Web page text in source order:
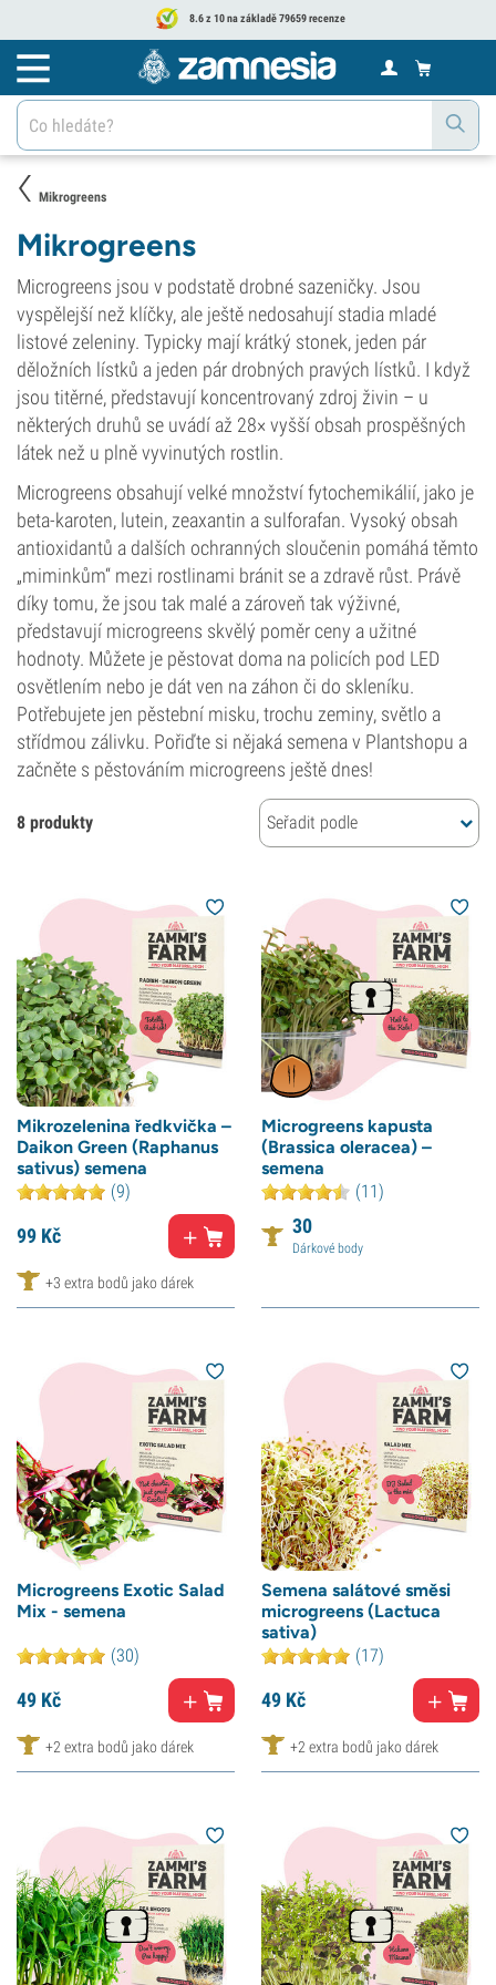
8.6 z 10 na základě 79659 recenze
Mikrogreens
Mikrogreens
Microgreens jsou v podstatě drobné sazeničky. Jsou
vyspělejší než klíčky, ale ještě nedosahují stadia mladé
listové zeleniny. Typicky mají krátký stonek, jeden pár
děložních lístků a jeden pár drobných pravých lístků. I když
jsou titěrné, představují koncentrovaný zdroj živin – u
některých druhů se uvádí až 28× vyšší obsah prospěšných
látek než u plně vyvinutých rostlin.
Microgreens obsahují velké množství fytochemikálií, jako je
beta-karoten, lutein, zeaxantin a sulforafan. Vysoký obsah
antioxidantů a dalších ochranných sloučenin pomáhá těmto
„miminkům“ mezi rostlinami bránit se a zdravě růst. Právě
díky tomu, že jsou tak malé a zároveň tak výživné,
představují microgreens skvělý poměr ceny a užitné
hodnoty. Můžete je pěstovat doma na policích pod LED
osvětlením nebo je dát ven na záhon či do skleníku.
Potřebujete jen pěstební misku, trochu zeminy, světlo a
střídmou zálivku. Pořiďte si nějaká semena v Plantshopu a
začněte s pěstováním microgreens ještě dnes!
8 produkty Seřadit podle
Mikrozelenina ředkvička –
Daikon Green (Raphanus
sativus) semena
(9)
99 Kč
+3 extra bodů jako dárek
Microgreens kapusta
(Brassica oleracea) –
semena
(11)
30
Dárkové body
Microgreens Exotic Salad
Mix - semena
(30)
49 Kč
+2 extra bodů jako dárek
Semena salátové směsi
microgreens (Lactuca
sativa)
(17)
49 Kč
+2 extra bodů jako dárek